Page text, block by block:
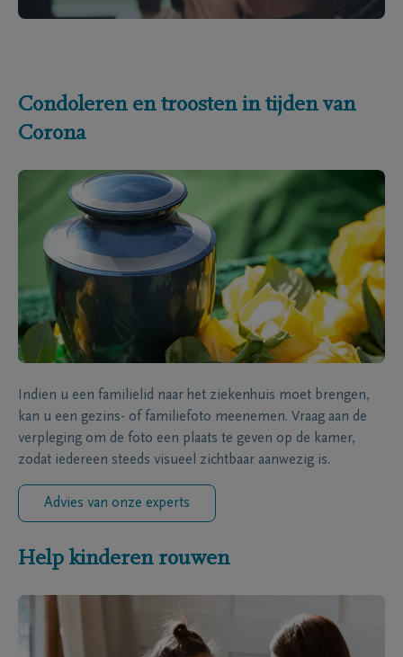
Condoleren en troosten in tijden van
Corona
Indien u een familielid naar het ziekenhuis moet brengen,
kan u een gezins- of familiefoto meenemen. Vraag aan de
verpleging om de foto een plaats te geven op de kamer,
zodat iedereen steeds visueel zichtbaar aanwezig is.
Advies van onze experts
Help kinderen rouwen